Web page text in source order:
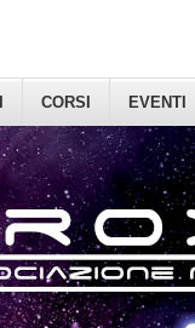
CORSI EVENTI